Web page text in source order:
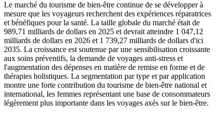
Le marché du tourisme de bien-être continue de se développer à
mesure que les voyageurs recherchent des expériences réparatrices
et bénéfiques pour la santé. La taille globale du marché était de
989,71 milliards de dollars en 2025 et devrait atteindre 1 047,12
milliards de dollars en 2026 et 1 739,27 milliards de dollars d'ici
2035. La croissance est soutenue par une sensibilisation croissante
aux soins préventifs, la demande de voyages anti-stress et
l'augmentation des dépenses en matière de remise en forme et de
thérapies holistiques. La segmentation par type et par application
montre une forte contribution du tourisme de bien-être national et
international, les femmes représentant une base de consommateurs
légèrement plus importante dans les voyages axés sur le bien-être.